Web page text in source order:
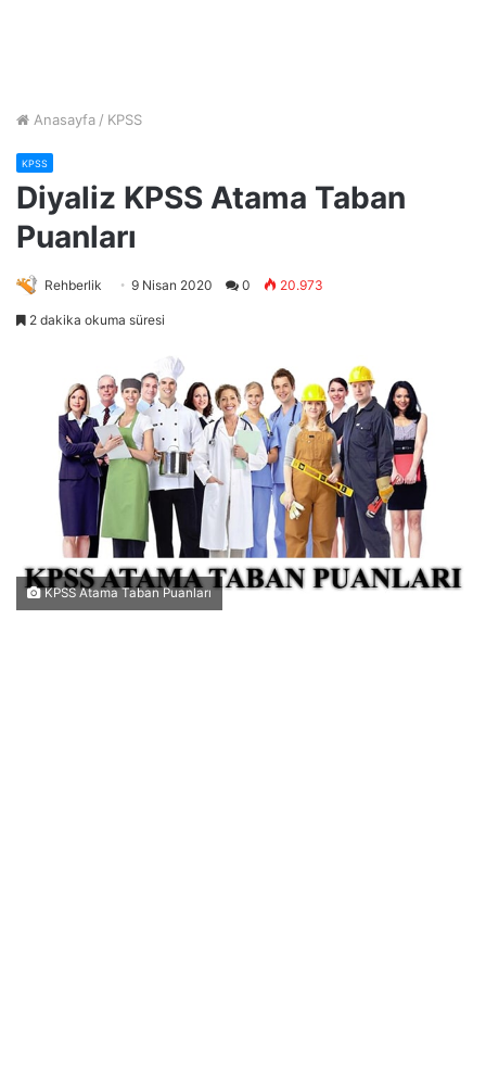
Anasayfa / KPSS
KPSS
Diyaliz KPSS Atama Taban
Puanları
Rehberlik 9 Nisan 2020 0 20.973
2 dakika okuma süresi
KPSS Atama Taban Puanları